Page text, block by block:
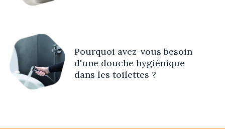
Pourquoi avez-vous besoin
d'une douche hygiénique
dans les toilettes ?